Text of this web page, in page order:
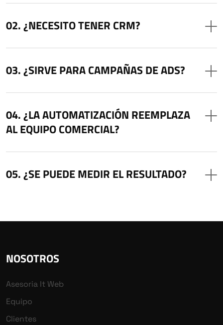
¿NECESITO TENER CRM?
¿SIRVE PARA CAMPAÑAS DE ADS?
¿LA AUTOMATIZACIÓN REEMPLAZA
AL EQUIPO COMERCIAL?
¿SE PUEDE MEDIR EL RESULTADO?
NOSOTROS
Asesoria It Web
Equipo
Clientes